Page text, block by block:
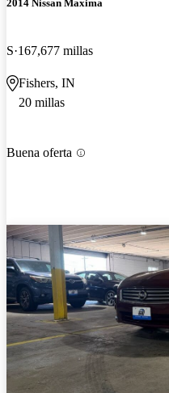
2014 Nissan Maxima
S 167,677 millas
Fishers, IN
20 millas
Buena oferta